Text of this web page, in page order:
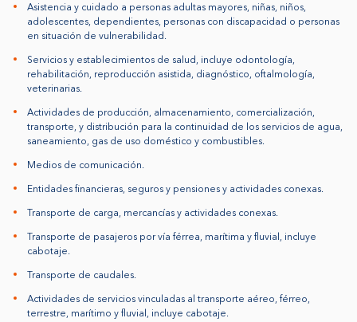
Asistencia y cuidado a personas adultas mayores, niñas, niños,
adolescentes, dependientes, personas con discapacidad o personas
en situación de vulnerabilidad.
Servicios y establecimientos de salud, incluye odontología,
rehabilitación, reproducción asistida, diagnóstico, oftalmología,
veterinarias.
Actividades de producción, almacenamiento, comercialización,
transporte, y distribución para la continuidad de los servicios de agua,
saneamiento, gas de uso doméstico y combustibles.
Medios de comunicación.
Entidades financieras, seguros y pensiones y actividades conexas.
Transporte de carga, mercancías y actividades conexas.
Transporte de pasajeros por vía férrea, marítima y fluvial, incluye
cabotaje.
Transporte de caudales.
Actividades de servicios vinculadas al transporte aéreo, férreo,
terrestre, marítimo y fluvial, incluye cabotaje.